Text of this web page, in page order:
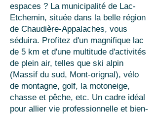
espaces ? La municipalité de Lac-
Etchemin, située dans la belle région
de Chaudière-Appalaches, vous
séduira. Profitez d'un magnifique lac
de 5 km et d'une multitude d'activités
de plein air, telles que ski alpin
(Massif du sud, Mont-orignal), vélo
de montagne, golf, la motoneige,
chasse et pêche, etc. Un cadre idéal
pour allier vie professionnelle et bien-